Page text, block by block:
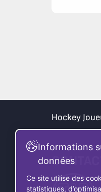
Hockey
CONTACT
Informations
données
Ce site utilise des
statistiques,